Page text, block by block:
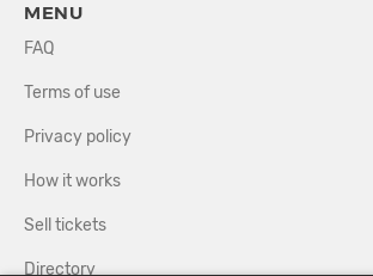
MENU
FAQ
Terms of use
Privacy policy
How it works
Sell tickets
Directory